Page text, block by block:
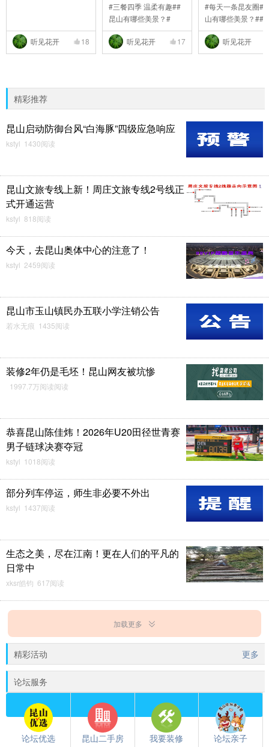
听见花开 18
#三餐四季 温柔有趣##
昆山有哪些美景？#
听见花开 17
#每天一条昆友圈
山有哪些美景？##
..
听见花开
精彩推荐
昆山启动防御台风“白海豚”四级应急响应
kstyl 1430阅读
昆山文旅专线上新！周庄文旅专线2号线正
式开通运营
kstyl 818阅读
今天，去昆山奥体中心的注意了！
kstyl 2459阅读
昆山市玉山镇民办五联小学注销公告
若水无痕 1435阅读
装修2年仍是毛坯！昆山网友被坑惨
1997.7万阅读阅读
恭喜昆山陈佳炜！2026年U20田径世青赛
男子链球决赛夺冠
kstyl 1018阅读
部分列车停运，师生非必要不外出
kstyl 1437阅读
生态之美，尽在江南！更在人们的平凡的
日常中
xksr皓钧 617阅读
加载更多
精彩活动 更多
论坛服务
论坛优选 昆山二手房 我要装修 论坛亲子